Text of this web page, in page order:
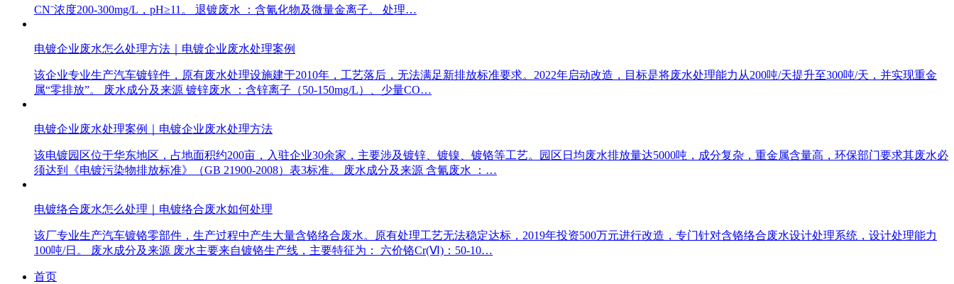
CN⁻浓度200-300mg/L，pH≥11。 退镀废水 ：含氰化物及微量金离子。 处理…
电镀企业废水怎么处理方法｜电镀企业废水处理案例
该企业专业生产汽车镀锌件，原有废水处理设施建于2010年，工艺落后，无法满足新排放标准要求。2022年启动改造，目标是将废水处理能力从200吨/天提升至300吨/天，并实现重金
属“零排放”。 废水成分及来源 镀锌废水 ：含锌离子（50-150mg/L）、少量CO…
电镀企业废水处理案例｜电镀企业废水处理方法
该电镀园区位于华东地区，占地面积约200亩，入驻企业30余家，主要涉及镀锌、镀镍、镀铬等工艺。园区日均废水排放量达5000吨，成分复杂，重金属含量高，环保部门要求其废水必
须达到《电镀污染物排放标准》（GB 21900-2008）表3标准。 废水成分及来源 含氰废水 ：…
电镀络合废水怎么处理｜电镀络合废水如何处理
该厂专业生产汽车镀铬零部件，生产过程中产生大量含铬络合废水。原有处理工艺无法稳定达标，2019年投资500万元进行改造，专门针对含铬络合废水设计处理系统，设计处理能力
100吨/日。 废水成分及来源 废水主要来自镀铬生产线，主要特征为： 六价铬Cr(Ⅵ)：50-10…
首页